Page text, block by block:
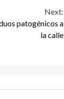
Next:
patogénicos a
la calle